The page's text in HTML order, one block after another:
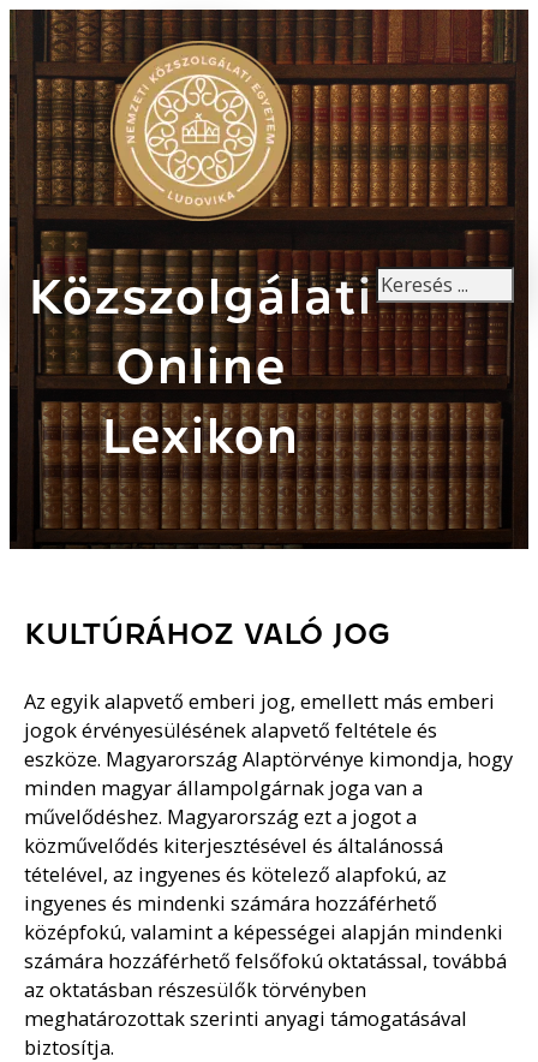
Közszolgálati
Online
Lexikon
Keresés
KULTÚRÁHOZ VALÓ JOG
Az egyik alapvető emberi jog, emellett más emberi
jogok érvényesülésének alapvető feltétele és
eszköze. Magyarország Alaptörvénye kimondja, hogy
minden magyar állampolgárnak joga van a
művelődéshez. Magyarország ezt a jogot a
közművelődés kiterjesztésével és általánossá
tételével, az ingyenes és kötelező alapfokú, az
ingyenes és mindenki számára hozzáférhető
középfokú, valamint a képességei alapján mindenki
számára hozzáférhető felsőfokú oktatással, továbbá
az oktatásban részesülők törvényben
meghatározottak szerinti anyagi támogatásával
biztosítja.